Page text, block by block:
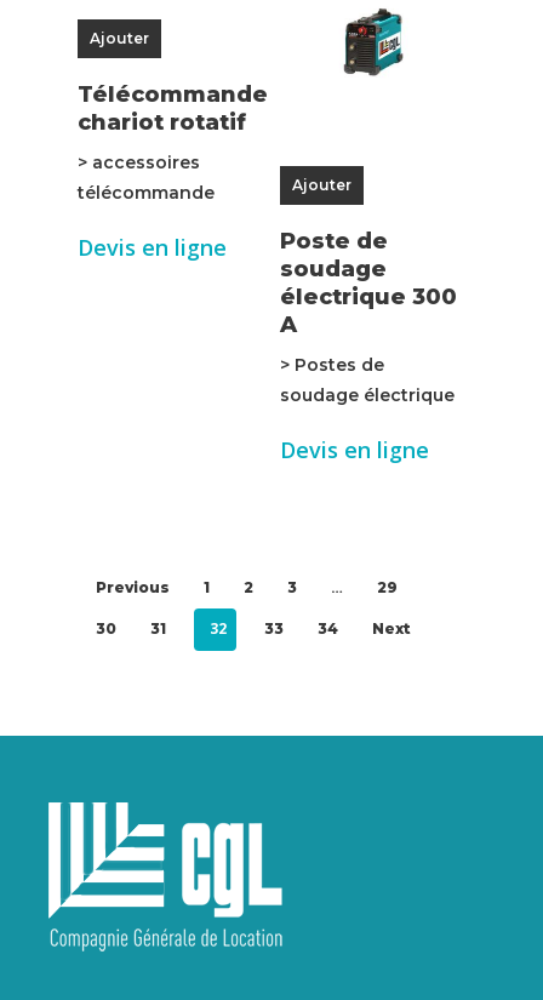
Ajouter
Télécommande
chariot rotatif
> accessoires
télécommande
Devis en ligne
Ajouter
Poste de
soudage
électrique 300
A
> Postes de
soudage électrique
Devis en ligne
Previous 1 2 3 … 29
30 31 32 33 34 Next